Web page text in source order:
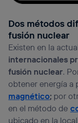
Dos métodos
fusión nuclear
Existen en la
internacionales
fusión nuclear.
obtener energía
magnético; por
en el método de
ubicado en la
Puedes gestionar
visitando el portal
(“consenthub”)
la
política de